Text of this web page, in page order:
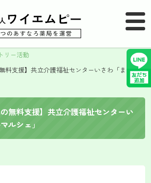
MENUメニュー
リー活動
料支援】共立介護福祉センターいさわ「まちなか
の無料支援】共立介護福祉センターい
ルシェ」